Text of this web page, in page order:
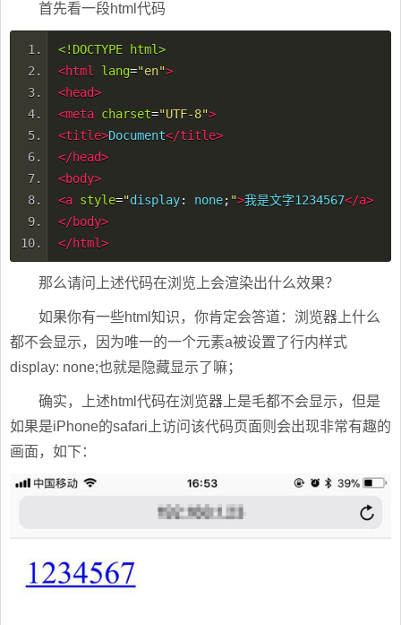
首先看一段html代码
<!DOCTYPE html>
<html
lang="en">
<head>
<meta charset="UTF-8">
<title>Document</title>
</head>
<body>
<a style="display: none; ">我是文字1234567</a>
</body>
</html>
那么请问上述代码在浏览上会渲染出什么效果？
如果你有一些html知识，你肯定会答道：浏览器上什么
都不会显示，因为唯一的一个元素a被设置了行内样式
display: none;也就是隐藏显示了嘛；
确实，上述html代码在浏览器上是毛都不会显示，但是
如果是iPhone的safari上访问该代码页面则会出现非常有趣的
画面，如下：